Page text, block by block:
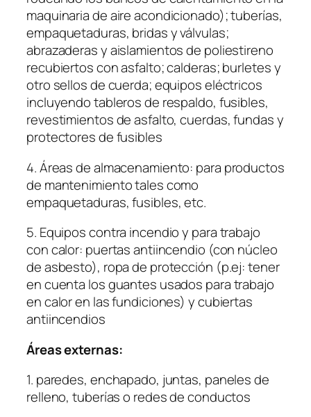
maquinaria de aire acondicionado); tuberías,
empaquetaduras, bridas y válvulas;
abrazaderas y aislamientos de poliestireno
recubiertos con asfalto; calderas; burletes y
otro sellos de cuerda; equipos eléctricos
incluyendo tableros de respaldo, fusibles,
revestimientos de asfalto, cuerdas, fundas y
protectores de fusibles
4. Áreas de almacenamiento: para productos
de mantenimiento tales como
empaquetaduras, fusibles, etc.
5. Equipos contra incendio y para trabajo
con calor: puertas antiincendio (con núcleo
de asbesto), ropa de protección (p.ej: tener
en cuenta los guantes usados para trabajo
en calor en las fundiciones) y cubiertas
antiincendios
Áreas externas:
1. paredes, enchapado, juntas, paneles de
relleno, tuberías o redes de conductos